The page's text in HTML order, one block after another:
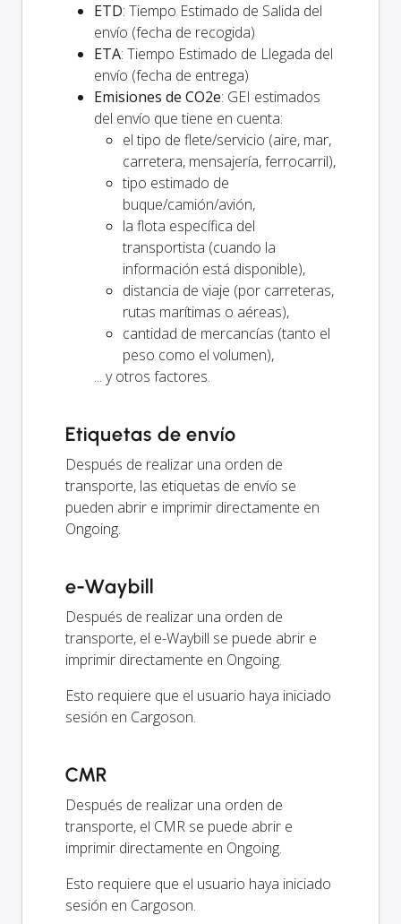
ETD: Tiempo Estimado de Salida del
envío (fecha de recogida)
ETA: Tiempo Estimado de Llegada del
envío (fecha de entrega)
Emisiones de CO2e: GEI estimados
del envío que tiene en cuenta:
el tipo de flete/servicio (aire, mar,
carretera, mensajería, ferrocarril),
tipo estimado de
buque/camión/avión,
la flota específica del
transportista (cuando la
información está disponible),
distancia de viaje (por carreteras,
rutas marítimas o aéreas),
cantidad de mercancías (tanto el
peso como el volumen),
... y otros factores.
Etiquetas de envío
Después de realizar una orden de
transporte, las etiquetas de envío se
pueden abrir e imprimir directamente en
Ongoing.
e-Waybill
Después de realizar una orden de
transporte, el e-Waybill se puede abrir e
imprimir directamente en Ongoing.
Esto requiere que el usuario haya iniciado
sesión en Cargoson.
CMR
Después de realizar una orden de
transporte, el CMR se puede abrir e
imprimir directamente en Ongoing.
Esto requiere que el usuario haya iniciado
sesión en Cargoson.